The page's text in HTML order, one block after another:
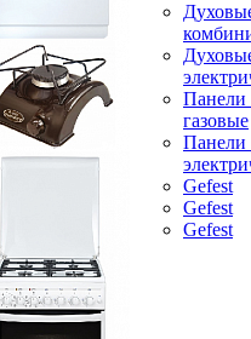
Панели
газовые
Панели
Gefest
Gefest
Gefest